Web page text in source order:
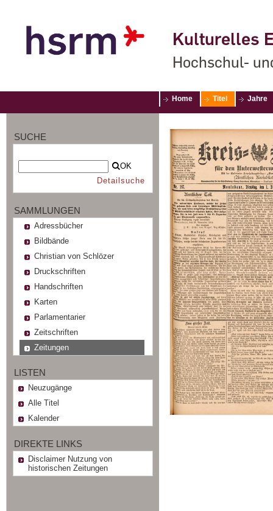
Kulturelles
Hochschul-
Home Titel Jahre
SUCHE
OK
Detailsuche
SAMMLUNGEN
Adressbücher
Bildbände
Christian von Schlözer
Druckschriften
Handschriften
Karten
Parlamentarier
Zeitschriften
Zeitungen
LISTEN
Neuzugänge
Alle Titel
Kalender
DIREKTE LINKS
Disclaimer Nutzung von
historischen Zeitungen